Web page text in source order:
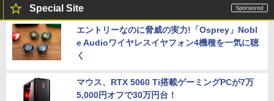
Special Site
エントリーなのに脅威の実力!「Osprey」Nobl
e Audioワイヤレスイヤフォン4機種を一気に聴
く
マウス、RTX 5060 Ti搭載ゲーミングPCが7万
5,000円オフで30万円台！